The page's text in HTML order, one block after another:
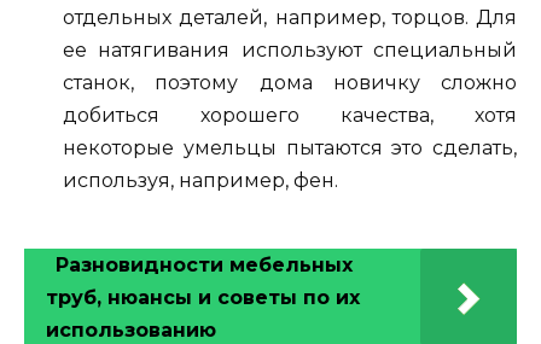
отдельных деталей, например, торцов. Для
ее натягивания используют специальный
станок, поэтому дома новичку сложно
добиться хорошего качества, хотя
некоторые умельцы пытаются это сделать,
используя, например, фен.
Разновидности мебельных
труб, нюансы и советы по их
использованию